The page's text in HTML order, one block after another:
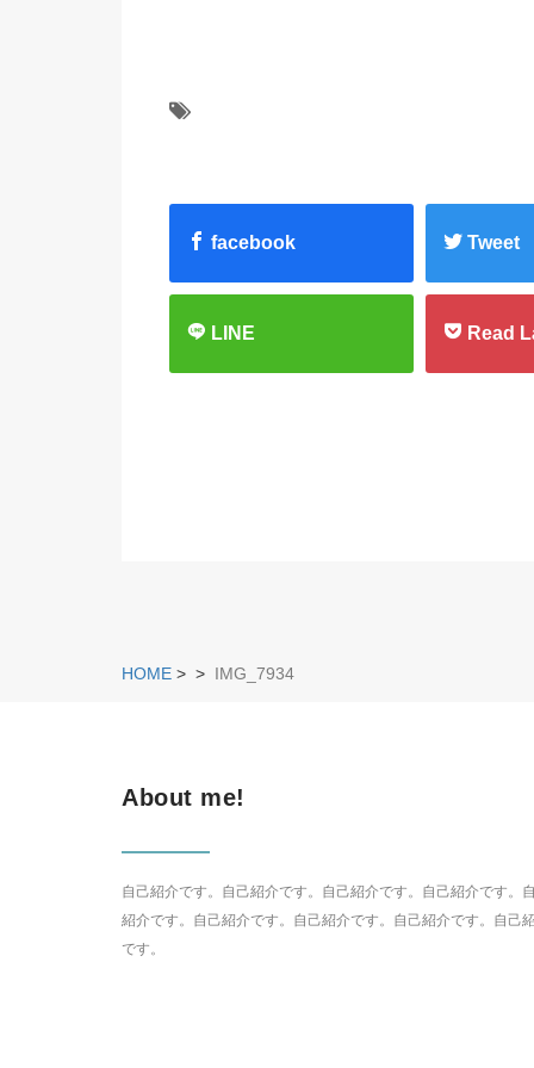
facebook Tweet
LINE Read
HOME > > IMG_7934
About me!
自己紹介です。自己紹介です。自己紹介です。自己紹介です。
紹介です。自己紹介です。自己紹介です。自己紹介です。自己
です。